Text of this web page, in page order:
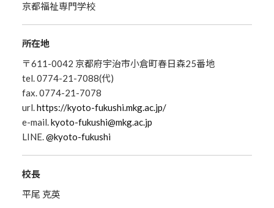
京都福祉専門学校
所在地
〒611-0042 京都府宇治市小倉町春日森25番地
tel. 0774-21-7088(代)
fax. 0774-21-7078
url.https://kyoto-fukushi.mkg.ac.jp/
e-mail.kyoto-fukushi@mkg.ac.jp
LINE.@kyoto-fukushi
校長
平尾 克英